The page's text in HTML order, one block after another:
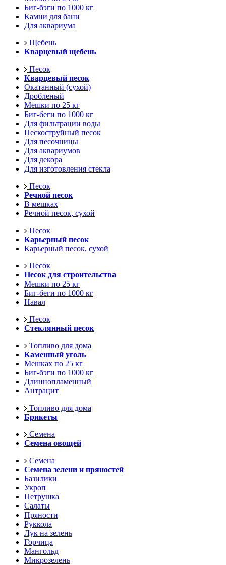
Биг-бэги по 1000 кг
Камни для бани
Для аквариума
Щебень
Кварцевый щебень
Песок
Кварцевый песок
Окатанный (сухой)
Дробленый
Мешки по 25 кг
Биг-беги по 1000 кг
Для фильтрации воды
Пескоструйный песок
Для песочницы
Для аквариумов
Для декора
Для изготовления стекла
Песок
Речной песок
В мешках
Речной песок, сухой
Песок
Карьерный песок
Карьерный песок, сухой
Песок
Песок для строительства
Мешки по 25 кг
Биг-беги по 1000 кг
Навал
Песок
Стеклянный песок
Топливо для дома
Каменный уголь
Мешках по 25 кг
Биг-бэги по 1000 кг
Длиннопламенный
Антрацит
Топливо для дома
Брикеты
Семена
Семена овощей
Семена
Семена зелени и пряностей
Базилики
Укроп
Петрушка
Салаты
Пряности
Руккола
Лук на зелень
Горчица
Мангольд
Микрозелень